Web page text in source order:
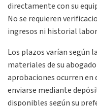
directamente con su
No se requieren
ingresos ni historial
Los plazos varían según
materiales de su
aprobaciones ocurren en
enviarse mediante
disponibles según su